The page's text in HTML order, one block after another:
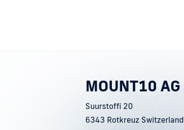
MOUNT10 AG
Suurstoffi 20
6343 Rotkreuz Switzerland